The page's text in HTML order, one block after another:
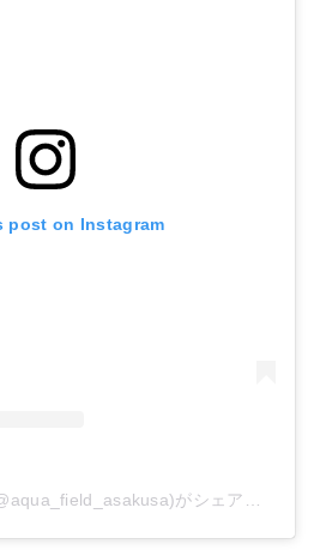
post on Instagram
アクアフィールドさん(@aqua_field_asakusa)がシェアした投稿